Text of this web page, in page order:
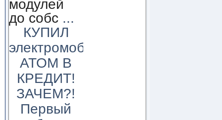
модулей
до собс ...
КУПИЛ
электромобиль
АТОМ В
КРЕДИТ!
ЗАЧЕМ?!
Первый